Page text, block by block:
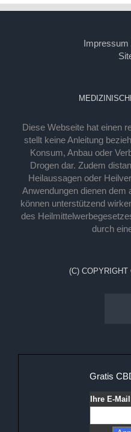
Impressum
Diese Webseite hat einen
stellt keine Anleitung
Konsum, Anbau oder
Drogen dar. Zudem
Heilaussagen oder
Anwendungen dienen dem
können unterstützend
des
durch
(C) COPYRIGHT
Gratis
Ihre E-